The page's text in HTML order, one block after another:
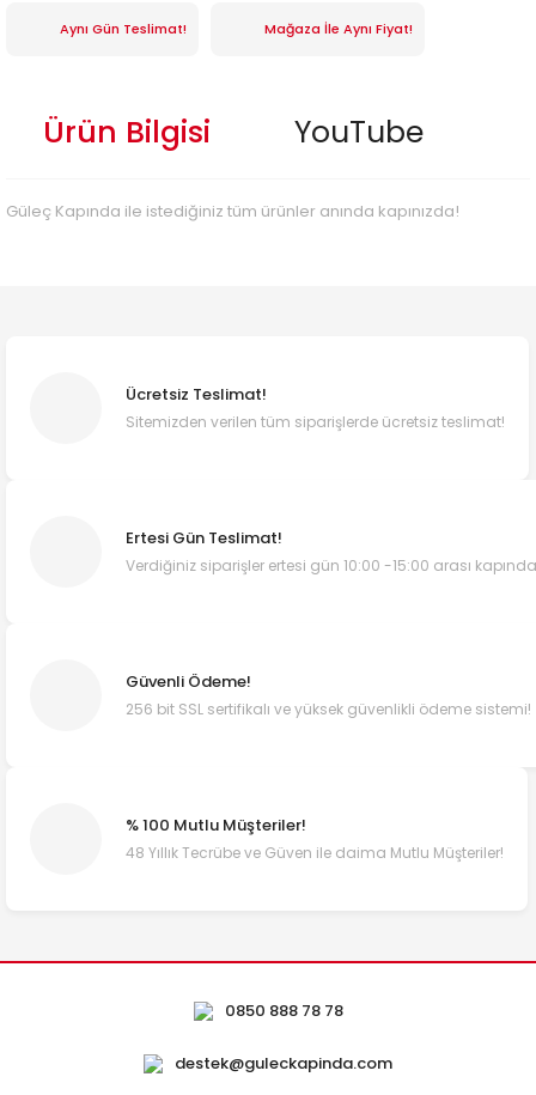
Aynı Gün Teslimat! Mağaza İle Aynı Fiyat!
Ürün Bilgisi YouTube
Güleç Kapında ile istediğiniz tüm ürünler anında kapınızda!
Ücretsiz Teslimat!
Sitemizden verilen tüm siparişlerde ücretsiz teslimat!
Ertesi Gün Teslimat!
Verdiğiniz siparişler ertesi gün 10:00 -15:00 arası
Güvenli Ödeme!
256 bit SSL sertifikalı ve yüksek güvenlikli ödeme sistemi!
% 100 Mutlu Müşteriler!
48 Yıllık Tecrübe ve Güven ile daima Mutlu Müşteriler!
0850 888 78 78
destek@guleckapinda.com